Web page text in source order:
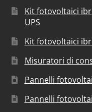
Kit fotovoltaici
UPS
Kit fotovoltaici
Misuratori di
Pannelli
Pannelli